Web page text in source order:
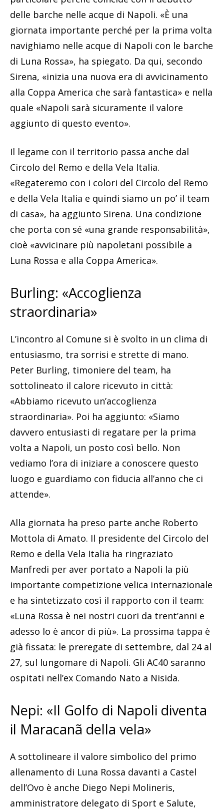
delle barche nelle acque di Napoli. «È una
giornata importante perché per la prima volta
navighiamo nelle acque di Napoli con le barche
di Luna Rossa», ha spiegato. Da qui, secondo
Sirena, «inizia una nuova era di avvicinamento
alla Coppa America che sarà fantastica» e nella
quale «Napoli sarà sicuramente il valore
aggiunto di questo evento».
Il legame con il territorio passa anche dal
Circolo del Remo e della Vela Italia.
«Regateremo con i colori del Circolo del Remo
e della Vela Italia e quindi siamo un po’ il team
di casa», ha aggiunto Sirena. Una condizione
che porta con sé «una grande responsabilità»,
cioè «avvicinare più napoletani possibile a
Luna Rossa e alla Coppa America».
Burling: «Accoglienza
straordinaria»
L’incontro al Comune si è svolto in un clima di
entusiasmo, tra sorrisi e strette di mano.
Peter Burling, timoniere del team, ha
sottolineato il calore ricevuto in città:
«Abbiamo ricevuto un’accoglienza
straordinaria». Poi ha aggiunto: «Siamo
davvero entusiasti di regatare per la prima
volta a Napoli, un posto così bello. Non
vediamo l’ora di iniziare a conoscere questo
luogo e guardiamo con fiducia all’anno che ci
attende».
Alla giornata ha preso parte anche Roberto
Mottola di Amato. Il presidente del Circolo del
Remo e della Vela Italia ha ringraziato
Manfredi per aver portato a Napoli la più
importante competizione velica internazionale
e ha sintetizzato così il rapporto con il team:
«Luna Rossa è nei nostri cuori da trent’anni e
adesso lo è ancor di più». La prossima tappa è
già fissata: le preregate di settembre, dal 24 al
27, sul lungomare di Napoli. Gli AC40 saranno
ospitati nell’ex Comando Nato a Nisida.
Nepi: «Il Golfo di Napoli diventa
il Maracanã della vela»
A sottolineare il valore simbolico del primo
allenamento di Luna Rossa davanti a Castel
dell’Ovo è anche Diego Nepi Molineris,
amministratore delegato di Sport e Salute,